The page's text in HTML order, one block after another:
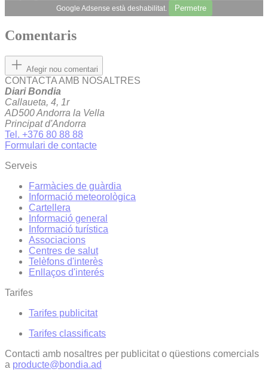
Google Adsense està deshabilitat. Permetre
Comentaris
Afegir nou comentari
CONTACTA AMB NOSALTRES
Diari Bondia
Callaueta, 4, 1r
AD500 Andorra la Vella
Principat d'Andorra
Tel. +376 80 88 88
Formulari de contacte
Serveis
Farmàcies de guàrdia
Informació meteorològica
Cartellera
Informació general
Informació turística
Associacions
Centres de salut
Telèfons d'interès
Enllaços d'interés
Tarifes
Tarifes publicitat
Tarifes classificats
Contacti amb nosaltres per publicitat o qüestions comercials
a producte@bondia.ad